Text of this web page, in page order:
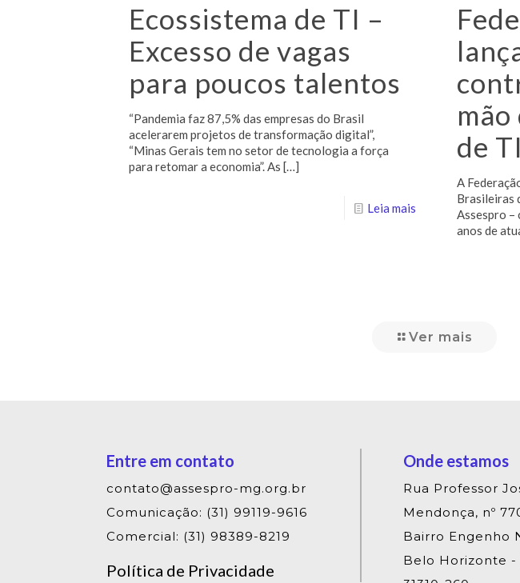
Ecossistema de TI –
Excesso de vagas
para poucos talentos
“Pandemia faz 87,5% das empresas do Brasil
acelerarem projetos de transformação digital”,
“Minas Gerais tem no setor de tecnologia a força
para retomar a economia”. As […]
Leia mais
de
A
Brasileiras
Assespro –
anos de
Ver mais
Entre em contato
contato@assespro-mg.org.br
Comunicação: (31) 99119-9616
Comercial: (31) 98389-8219
Política de Privacidade
Onde estamos
Rua Professor
Mendonça, nº
Bairro Engenho
Belo Horizonte -